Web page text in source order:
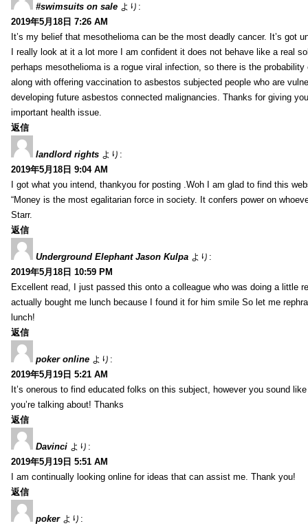
#swimsuits on sale より:
2019年5月18日 7:26 AM
It’s my belief that mesothelioma can be the most deadly cancer. It’s got
I really look at it a lot more I am confident it does not behave like a real
perhaps mesothelioma is a rogue viral infection, so there is the
along with offering vaccination to asbestos subjected people who are
developing future asbestos connected malignancies. Thanks for giving
important health issue.
返信
landlord rights より:
2019年5月18日 9:04 AM
I got what you intend, thankyou for posting .Woh I am glad to find this
“Money is the most egalitarian force in society. It confers power on
Starr.
返信
Underground Elephant Jason Kulpa より:
2019年5月18日 10:59 PM
Excellent read, I just passed this onto a colleague who was doing a little
actually bought me lunch because I found it for him smile So let me
lunch!
返信
poker online より:
2019年5月19日 5:21 AM
It’s onerous to find educated folks on this subject, however you sound
you’re talking about! Thanks
返信
Davinci より:
2019年5月19日 5:51 AM
I am continually looking online for ideas that can assist me. Thank you!
返信
poker より: